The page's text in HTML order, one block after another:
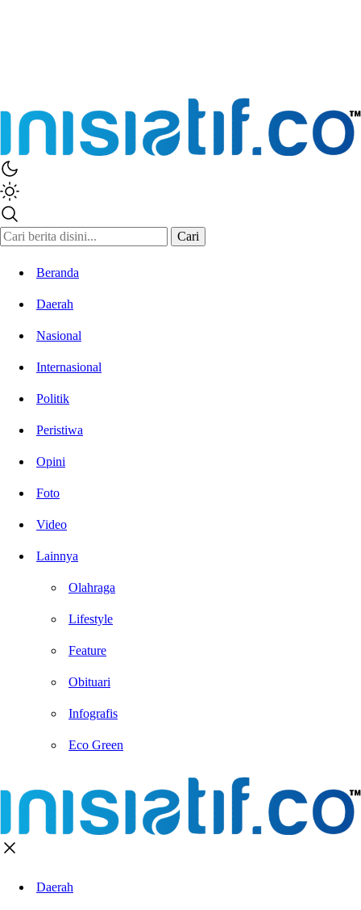
Cari
Beranda
Daerah
Nasional
Internasional
Politik
Peristiwa
Opini
Foto
Video
Lainnya
Olahraga
Lifestyle
Feature
Obituari
Infografis
Eco Green
Daerah